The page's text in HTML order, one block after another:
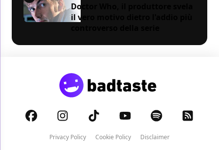
Doctor Who, il produttore svela
il vero motivo dietro l'addio più
Privacy Policy Cookie Policy
Disclaimer